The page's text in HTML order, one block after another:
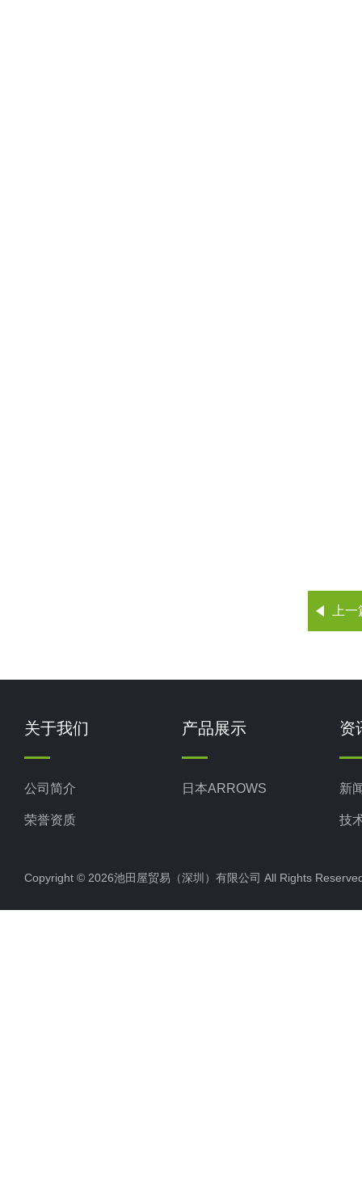
上
关于我们
公司简介
荣誉资质
产品展示
日本ARROWS
资
新
技
Copyright © 2026池田屋贸易（深圳）有限公司 All Rights